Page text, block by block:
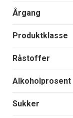
Årgang
Produktklasse
Råstoffer
Alkoholprosent
Sukker